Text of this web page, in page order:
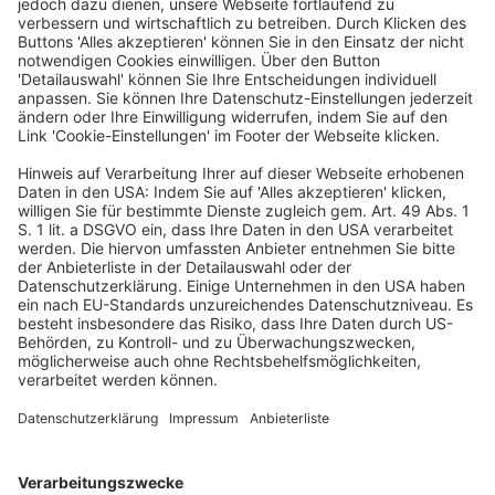
Justiz (BMJ) veröffentlichten Referentenentwurf (RefE)
eines Gesetzes zur Umsetzung der Corporate
Sustainability Reporting Directive (
Richtlinie (EU)
2022/2464) informiert. Ziel der Sitzung war die
Erarbeitung einer Stellungnahme an das BMJ. Der GFA
erörterte dazu verschiedene Einzelregelungen des
RefE. Dabei wurden auch zuvor an das DRSC
übermittelte Rückmeldungen diskutiert und im Hinblick
auf eine Stellungnahme eingewertet. Das DRSC hat dem
BMJ am 19.4.2024 seine unter www.drsc.de abrufbare
Stellungnahme zum RefE übermittelt.
(PM DRSC vom 24.6.2024)
Der Ergebnisbericht und weitere Informationen sind
unterwww.drsc.deabrufbar.